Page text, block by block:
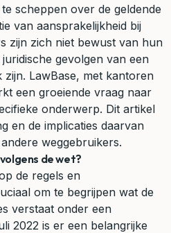
scheppen over de geldende
van aansprakelijkheid bij
zijn zich niet bewust van hun
gevolgen van een
LawBase, met kantoren
een groeiende vraag naar
onderwerp. Dit artikel
en de implicaties daarvan
weggebruikers.
de wet?
de regels en
om te begrijpen wat de
verstaat onder een
2022 is er een belangrijke